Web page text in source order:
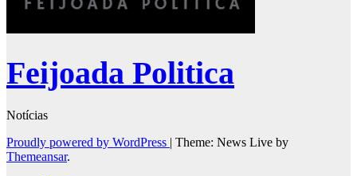
Feijoada Politica
Notícias
Proudly powered by WordPress | Theme: News Live by
Themeansar.